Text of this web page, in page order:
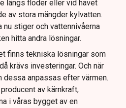
längs floder eller vid havet
av stora mängder kylvatten.
nu stiger och vattennivåerna
hitta andra lösningar.
finns tekniska lösningar som
krävs investeringar. Och när
dessa anpassas efter värmen.
av kärnkraft,
i våras bygget av en